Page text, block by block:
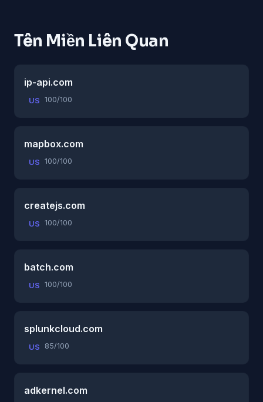
Tên Miền Liên Quan
ip-api.com
US 100/100
mapbox.com
US 100/100
createjs.com
US 100/100
batch.com
US 100/100
splunkcloud.com
US 85/100
adkernel.com